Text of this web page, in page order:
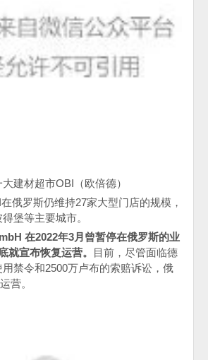
建材超市OBI （欧倍德）
在俄罗斯仍维持27家大型门店的规模，
堡等主要城市。
在2022年3月曾暂停在俄罗斯的业
就宣布恢复运营。
目前，尽管面临德
禁令和2500万卢布的索赔诉讼，俄
营。